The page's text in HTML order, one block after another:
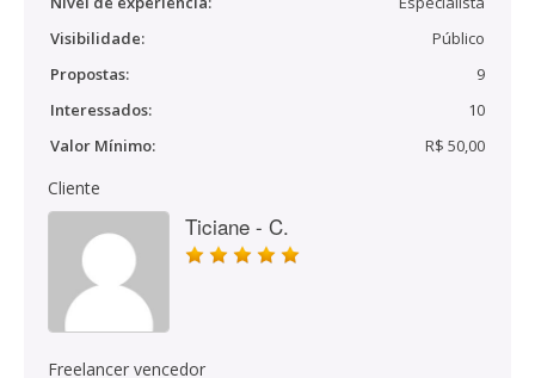
Visibilidade:
Público
Propostas:
9
Interessados:
10
Valor Mínimo:
R$ 50,00
Cliente
Ticiane - C.
Freelancer vencedor